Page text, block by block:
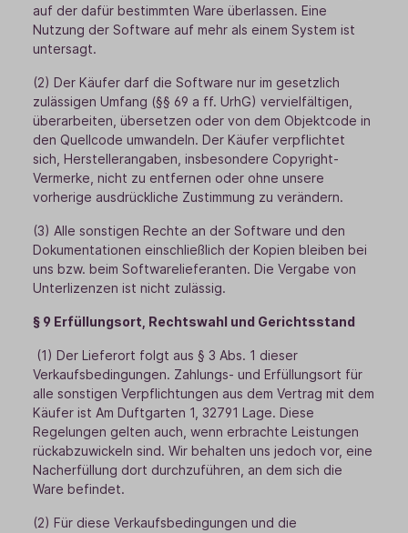
auf der dafür bestimmten Ware überlassen. Eine
Nutzung der Software auf mehr als einem System ist
untersagt.
(2) Der Käufer darf die Software nur im gesetzlich
zulässigen Umfang (§§ 69 a ff. UrhG) vervielfältigen,
überarbeiten, übersetzen oder von dem Objektcode in
den Quellcode umwandeln. Der Käufer verpflichtet
sich, Herstellerangaben, insbesondere Copyright-
Vermerke, nicht zu entfernen oder ohne unsere
vorherige ausdrückliche Zustimmung zu verändern.
(3) Alle sonstigen Rechte an der Software und den
Dokumentationen einschließlich der Kopien bleiben bei
uns bzw. beim Softwarelieferanten. Die Vergabe von
Unterlizenzen ist nicht zulässig.
§ 9 Erfüllungsort, Rechtswahl und Gerichtsstand
(1) Der Lieferort folgt aus § 3 Abs. 1 dieser
Verkaufsbedingungen. Zahlungs- und Erfüllungsort für
alle sonstigen Verpflichtungen aus dem Vertrag mit dem
Käufer ist Am Duftgarten 1, 32791 Lage. Diese
Regelungen gelten auch, wenn erbrachte Leistungen
rückabzuwickeln sind. Wir behalten uns jedoch vor, eine
Nacherfüllung dort durchzuführen, an dem sich die
Ware befindet.
(2) Für diese Verkaufsbedingungen und die